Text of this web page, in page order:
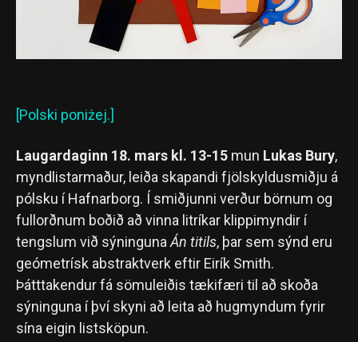
[Polski poniżej.]
Laugardaginn 18. mars kl. 13-15 mun Lukas Bury,
myndlistarmaður, leiða skapandi fjölskyldusmiðju á
pólsku í Hafnarborg. Í smiðjunni verður börnum og
fullorðnum boðið að vinna litríkar klippimyndir í
tengslum við s‎ýninguna Án titils, þar sem sýnd eru
geómetrísk abstraktverk eftir Eirík Smith.
Þátttakendur fá sömuleiðis tækifæri til að skoða
s‎ýninguna í því skyni að leita að hugmyndum fyrir
sína eigin listsköpun.